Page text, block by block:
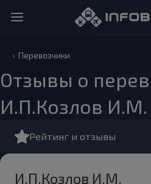
Перевозчики
Отзывы о
И.П.Козлов И.М.
Рейтинг и отзывы
И.П.Козлов И.М.